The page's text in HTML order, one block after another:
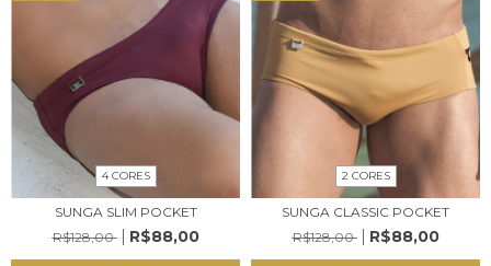
4 CORES
SUNGA SLIM POCKET
R$128,00
R$88,00
2 CORES
SUNGA CLASSIC POCKET
R$128,00
R$88,00